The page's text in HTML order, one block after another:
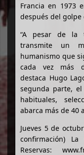
Francia en 1973
después del golpe
“A pesar de la
transmite un
humanismo que
cada vez más
destaca Hugo
segunda parte,
habituales,
abarca más de 40
Jueves 5 de
confirmación)
Reservas: